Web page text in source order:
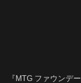
『MTG ファウンデ